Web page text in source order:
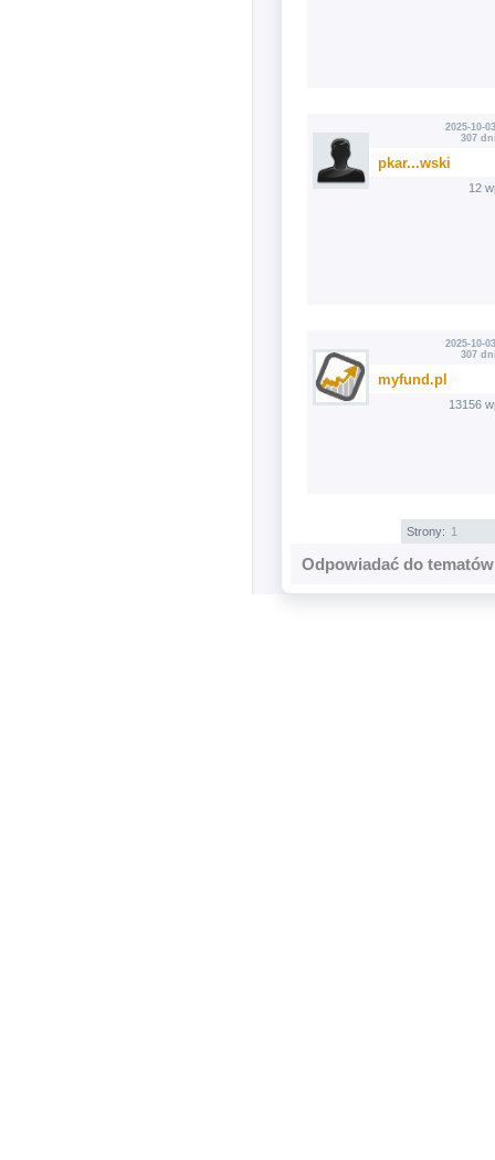
2025-10-
307
pkar...wski
12
2025-10-
307
myfund.pl
13156
Strony: 1
Odpowiadać do